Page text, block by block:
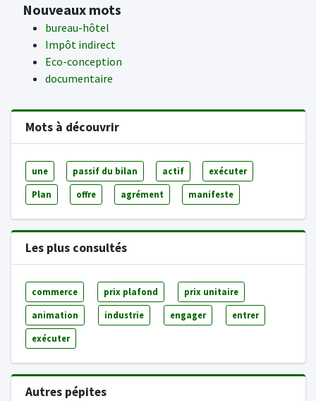
Nouveaux mots
bureau-hôtel
Impôt indirect
Eco-conception
documentaire
Mots à découvrir
une passif du bilan actif exécuter
Plan offre agrément manifeste
Les plus consultés
commerce prix plafond prix unitaire
animation industrie engager entrer
exécuter
Autres pépites